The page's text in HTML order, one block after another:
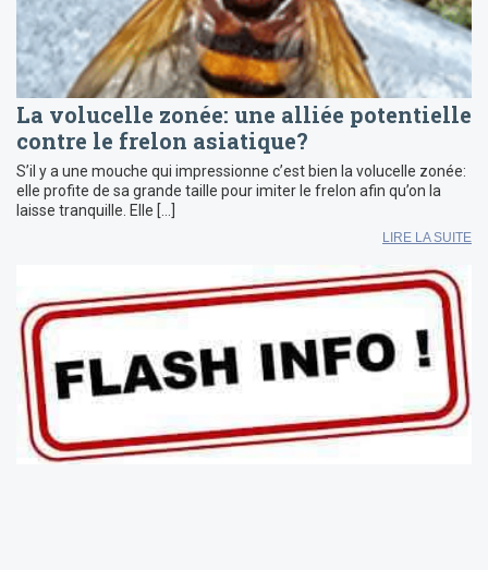
La volucelle zonée: une alliée potentielle
contre le frelon asiatique?
S’il y a une mouche qui impressionne c’est bien la volucelle zonée:
elle profite de sa grande taille pour imiter le frelon afin qu’on la
laisse tranquille. Elle […]
LIRE LA SUITE